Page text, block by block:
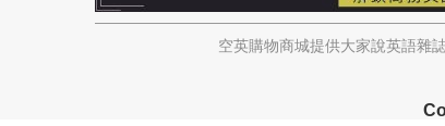
空英購物商城提供大家說英語雜